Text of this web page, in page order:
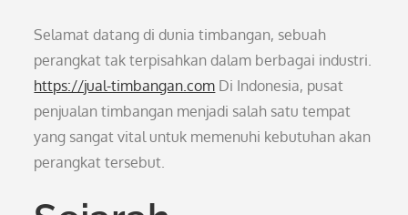
Selamat datang di dunia timbangan, sebuah
perangkat tak terpisahkan dalam berbagai industri.
https://jual-timbangan.com Di Indonesia, pusat
penjualan timbangan menjadi salah satu tempat
yang sangat vital untuk memenuhi kebutuhan akan
perangkat tersebut.